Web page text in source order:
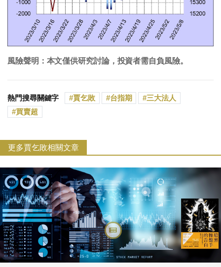
風險聲明：本文僅供研究討論，投資者需自負風險。
熱門搜尋關鍵字 賈乞敗 台指期
三大法人
買賣超
更多賈乞敗相關文章